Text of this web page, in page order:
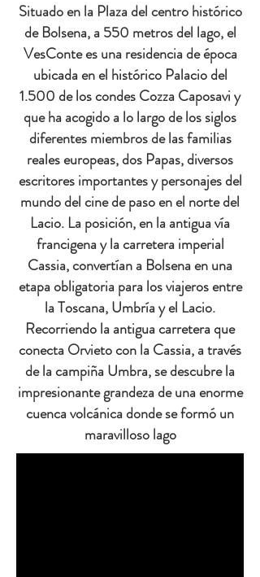
Situado en la Plaza del centro histórico
de Bolsena, a 550 metros del lago, el
VesConte es una residencia de época
ubicada en el histórico Palacio del
1.500 de los condes Cozza Caposavi y
que ha acogido a lo largo de los siglos
diferentes miembros de las familias
reales europeas, dos Papas, diversos
escritores importantes y personajes del
mundo del cine de paso en el norte del
Lacio. La posición, en la antigua vía
francigena y la carretera imperial
Cassia, convertían a Bolsena en una
etapa obligatoria para los viajeros entre
la Toscana, Umbría y el Lacio.
Recorriendo la antigua carretera que
conecta Orvieto con la Cassia, a través
de la campiña Umbra, se descubre la
impresionante grandeza de una enorme
cuenca volcánica donde se formó un
maravilloso lago